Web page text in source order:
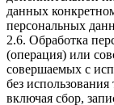
данных
персональных
2.6. Обработка
(операция) или
совершаемых с
без
включая сбор,